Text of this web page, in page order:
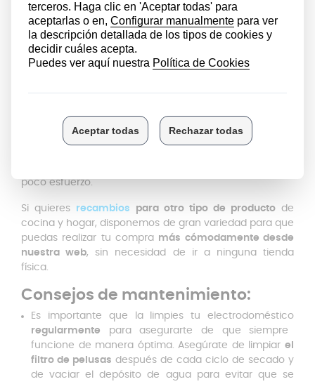
instalarlo fácilmente independientemente del
que tengas. Esto es especialmente útil si, por
casualidad, tienes varias secadoras en diferentes
ubicaciones, ya que puedes utilizar la misma maneta
para todas ellas.
El montaje del Tirador Bosch es muy sencillo, lo que te
un técnico para que lo instale, ya que podrás hacerlo
tú mismo de forma rápida y sencilla. Esto significa que
poco esfuerzo.
Si quieres recambios para otro tipo de producto de
cocina y hogar, disponemos de gran variedad para que
puedas realizar tu compra más cómodamente desde
nuestra web, sin necesidad de ir a ninguna tienda
física.
Consejos de mantenimiento:
Es importante que la limpies tu electrodoméstico
regularmente para asegurarte de que siempre
funcione de manera óptima. Asegúrate de limpiar el
filtro de pelusas después de cada ciclo de secado y
de vaciar el depósito de agua para evitar que se